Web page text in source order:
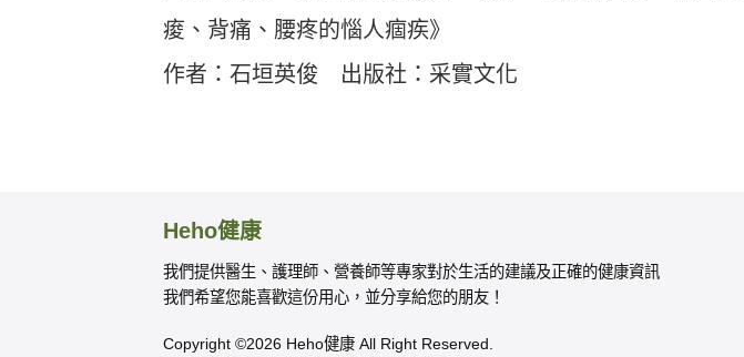
痠、背痛、腰疼的惱人痼疾》
作者：石垣英俊 出版社：采實文化
Heho健康
我們提供醫生、護理師、營養師等專家對於生活的建議及正確的健康資訊
我們希望您能喜歡這份用心，並分享給您的朋友！
Copyright ©2026 Heho健康 All Right Reserved.